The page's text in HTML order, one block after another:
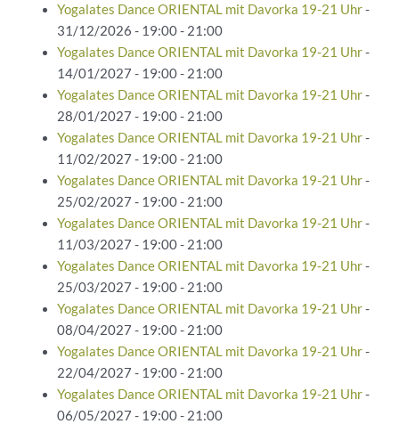
Yogalates Dance ORIENTAL mit Davorka 19-21 Uhr-
31/12/2026 - 19:00 - 21:00
Yogalates Dance ORIENTAL mit Davorka 19-21 Uhr-
14/01/2027 - 19:00 - 21:00
Yogalates Dance ORIENTAL mit Davorka 19-21 Uhr-
28/01/2027 - 19:00 - 21:00
Yogalates Dance ORIENTAL mit Davorka 19-21 Uhr-
11/02/2027 - 19:00 - 21:00
Yogalates Dance ORIENTAL mit Davorka 19-21 Uhr-
25/02/2027 - 19:00 - 21:00
Yogalates Dance ORIENTAL mit Davorka 19-21 Uhr-
11/03/2027 - 19:00 - 21:00
Yogalates Dance ORIENTAL mit Davorka 19-21 Uhr-
25/03/2027 - 19:00 - 21:00
Yogalates Dance ORIENTAL mit Davorka 19-21 Uhr-
08/04/2027 - 19:00 - 21:00
Yogalates Dance ORIENTAL mit Davorka 19-21 Uhr-
22/04/2027 - 19:00 - 21:00
Yogalates Dance ORIENTAL mit Davorka 19-21 Uhr-
06/05/2027 - 19:00 - 21:00